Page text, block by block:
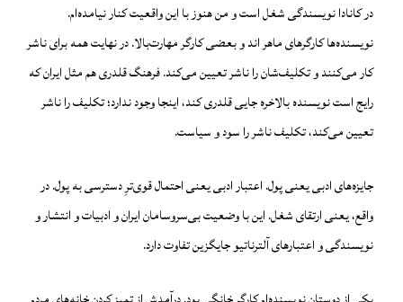
در کانادا نویسندگی شغل است و من هنوز با این واقعیت کنار نیامده‌ام.
نویسنده‌ها کارگرهای ماهر اند و بعضی کارگر مهارت‌بالا. در نهایت همه برای ناشر
کار می‌کنند و تکلیف‌شان را ناشر تعیین می‌کند. فرهنگ قلدری هم مثل ایران که
رایج است نویسنده بالاخره جایی قلدری کند، اینجا وجود ندارد؛ تکلیف را ناشر
تعیین می‌کند، تکلیف ناشر را سود و سیاست.
جایزه‌های ادبی یعنی پول. اعتبار ادبی یعنی احتمال قوی‌ترِ دسترسی به پول. در
واقع، یعنی ارتقای شغل. این با وضعیت بی‌سروسامان ایران و ادبیات و انتشار و
نویسندگی و اعتبارهای آلترناتیو جایگزین تفاوت دارد.